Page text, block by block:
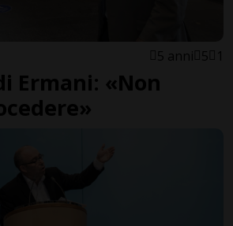
5 anni 5 1
Ermani: «Non